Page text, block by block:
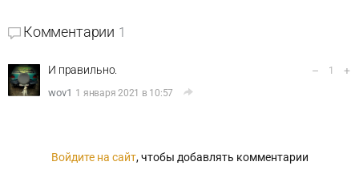
Комментарии 1
И правильно.
wov1 1 января 2021 в 10:57
– 1 +
Войдите на сайт, чтобы добавлять комментарии